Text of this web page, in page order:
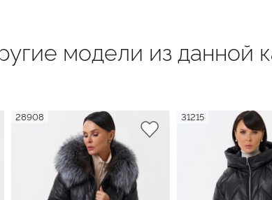
модели из данной
28908 31215